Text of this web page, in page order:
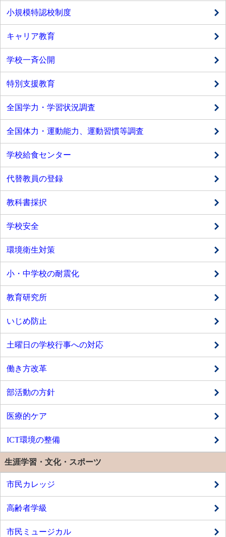
小規模特認校制度
キャリア教育
学校一斉公開
特別支援教育
全国学力・学習状況調査
全国体力・運動能力、運動習慣等調査
学校給食センター
代替教員の登録
教科書採択
学校安全
環境衛生対策
小・中学校の耐震化
教育研究所
いじめ防止
土曜日の学校行事への対応
働き方改革
部活動の方針
医療的ケア
ICT環境の整備
生涯学習・文化・スポーツ
市民カレッジ
高齢者学級
市民ミュージカル